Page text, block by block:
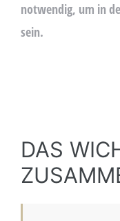
notwendig, um in
sein.
DAS